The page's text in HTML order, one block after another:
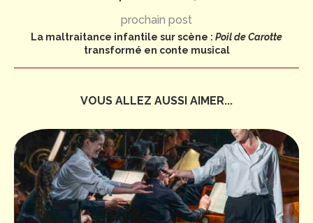
prochain post
La maltraitance infantile sur scène : Poil de Carotte
transformé en conte musical
VOUS ALLEZ AUSSI AIMER...